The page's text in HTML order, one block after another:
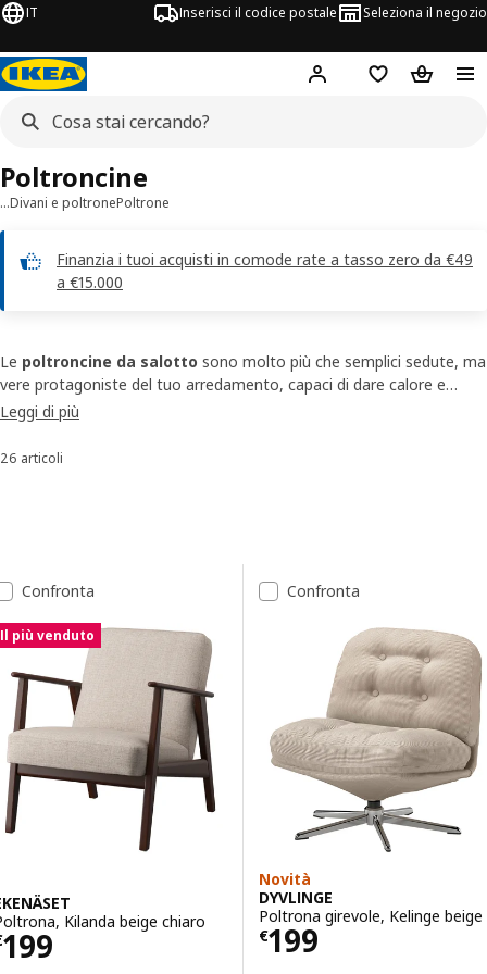
IT Inserisci il codice postale Seleziona il negozio
Hej! AccediLista deiCarrello
…Divani e poltronePoltrone
Finanzia i tuoi acquisti in comode rate a tasso zero da €49
a €15.000
Poltroncine
Le poltroncine da salotto sono molto più che semplici sedute, ma
vere protagoniste del tuo arredamento, capaci di dare calore e
personalità al tuo living. Da modelli compatti a versioni imbottite
offrono soluzioni che si adattano a stili diversi, sia da sole, sia
Leggi di più
Ordina e filtra
26 articoli
Elenco dei risultati
Confronta
Il più venduto
Kilanda beige chiaro
199 € 199
Confronta
Novità
DYVLINGE
Poltrona girevole, Kelinge beige
€199
Prezzo € 199